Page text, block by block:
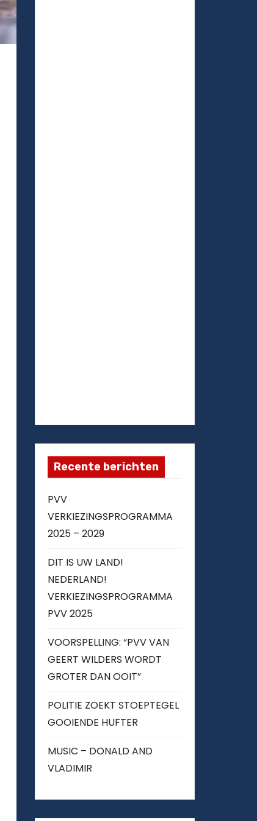
Recente berichten
PVV
VERKIEZINGSPROGRAMMA
2025 – 2029
DIT IS UW LAND!
NEDERLAND!
VERKIEZINGSPROGRAMMA
PVV 2025
VOORSPELLING: “PVV VAN
GEERT WILDERS WORDT
GROTER DAN OOIT”
POLITIE ZOEKT STOEPTEGEL
GOOIENDE HUFTER
MUSIC – DONALD AND
VLADIMIR